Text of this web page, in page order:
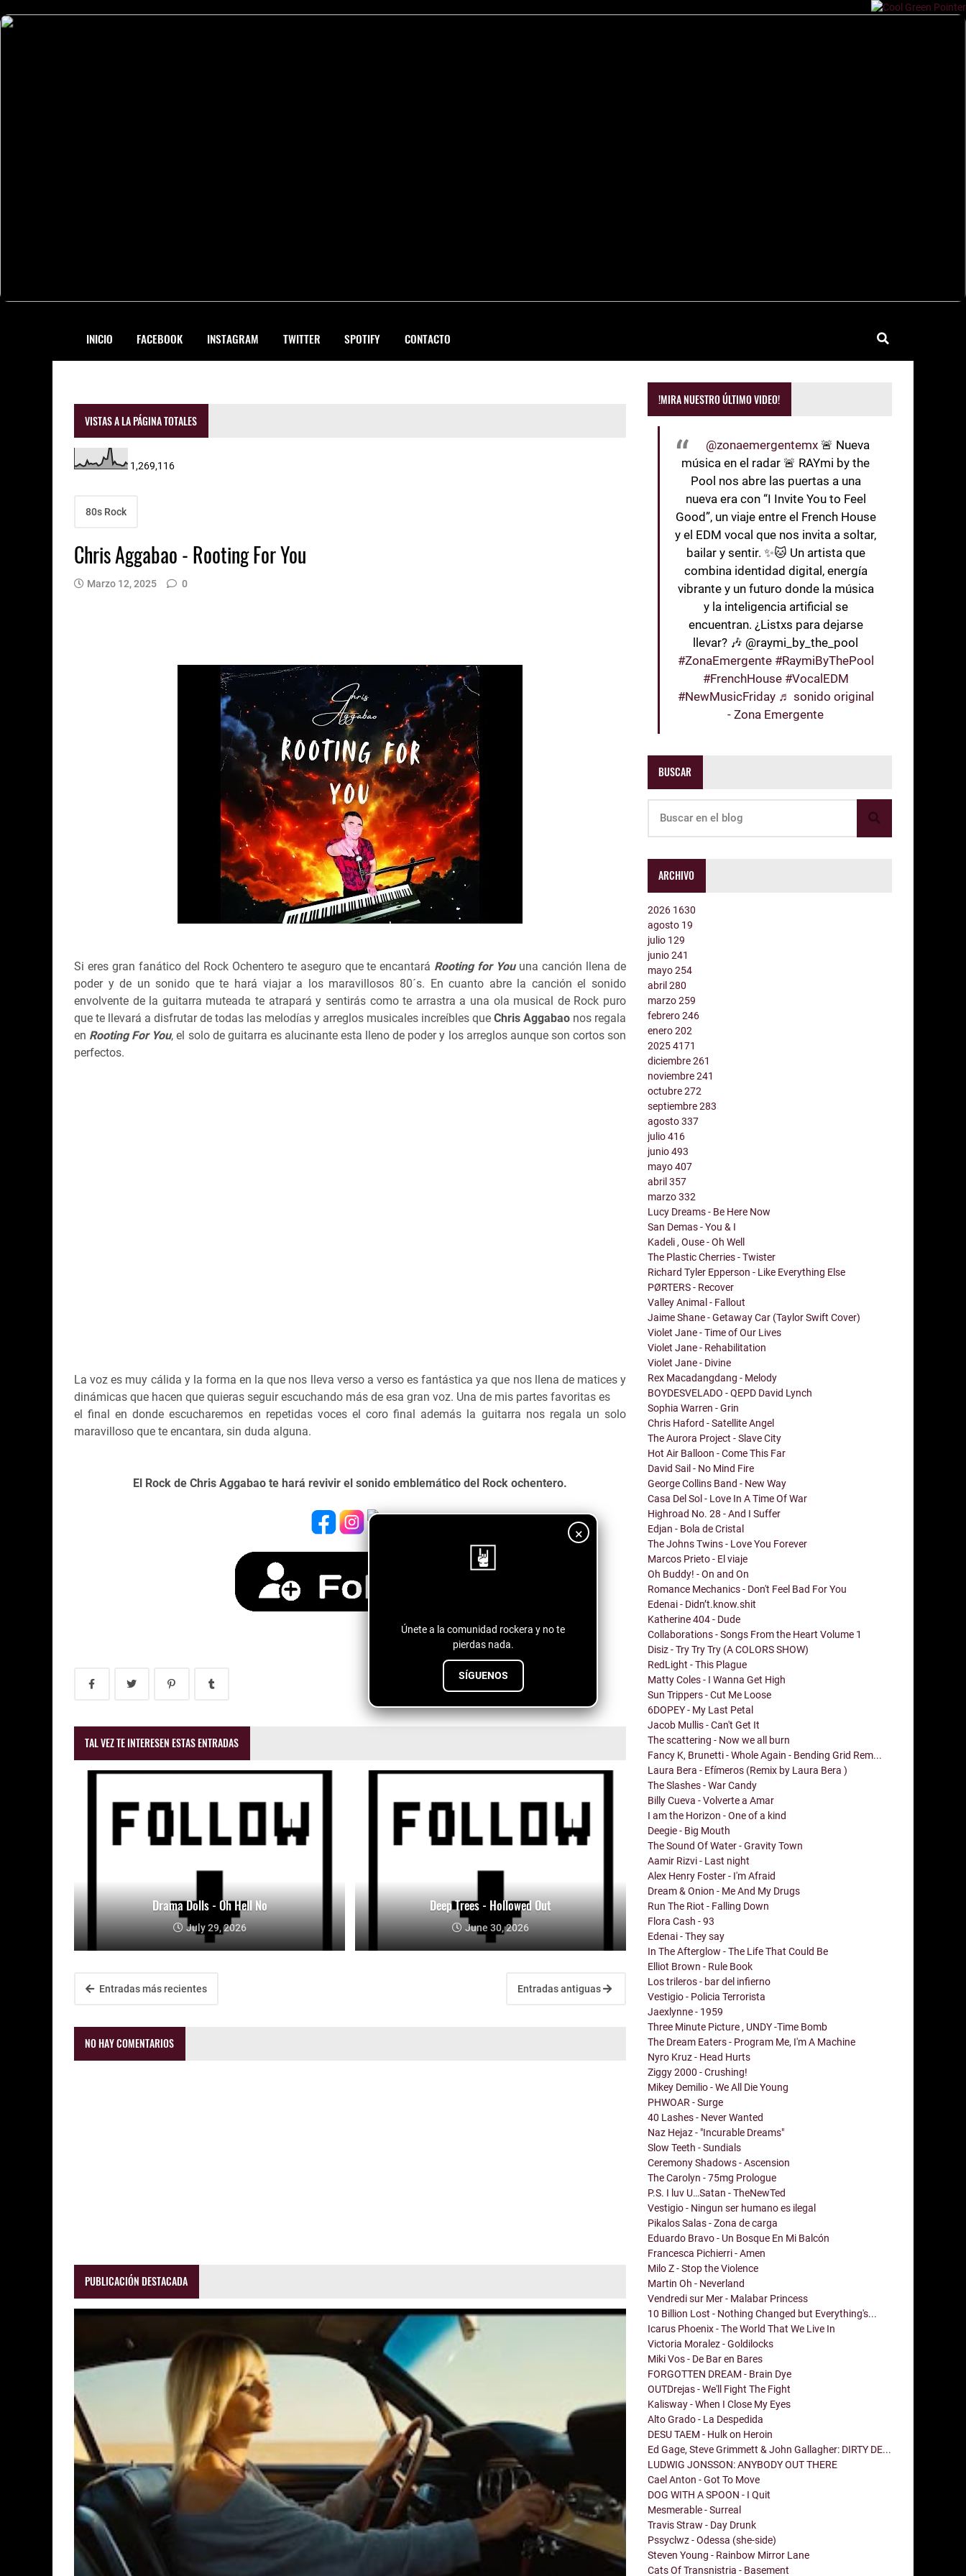
INICIO FACEBOOK INSTAGRAM TWITTER SPOTIFY CONTACTO
×
Únete a la comunidad rockera y no te
pierdas nada.
SÍGUENOS
VISTAS A LA PÁGINA TOTALES
1,269,116
80s Rock
Chris Aggabao - Rooting For You
Marzo 12, 2025 0
Si eres gran fanático del Rock Ochentero te aseguro que te encantará Rooting for You una canción llena de
poder y de un sonido que te hará viajar a los maravillosos 80´s. En cuanto abre la canción el sonido
envolvente de la guitarra muteada te atrapará y sentirás como te arrastra a una ola musical de Rock puro
que te llevará a disfrutar de todas las melodías y arreglos musicales increíbles que Chris Aggabao nos regala
en Rooting For You, el solo de guitarra es alucinante esta lleno de poder y los arreglos aunque son cortos son
perfectos.
La voz es muy cálida y la forma en la que nos lleva verso a verso es fantástica ya que nos llena de matices y
dinámicas que hacen que quieras seguir escuchando más de esa gran voz. Una de mis partes favoritas es
el final en donde escucharemos en repetidas voces el coro final además la guitarra nos regala un solo
maravilloso que te encantara, sin duda alguna.
El Rock de Chris Aggabao te hará revivir el sonido emblemático del Rock ochentero.
TAL VEZ TE INTERESEN ESTAS ENTRADAS
Drama Dolls - Oh Hell No
July 29, 2026
Deep Trees - Hollowed Out
June 30, 2026
Entradas más recientes Entradas antiguas
NO HAY COMENTARIOS
PUBLICACIÓN DESTACADA
!MIRA NUESTRO ÚLTIMO VIDEO!
@zonaemergentemx 🚨 Nueva
música en el radar 🚨 RAYmi by the
Pool nos abre las puertas a una
nueva era con “I Invite You to Feel
Good”, un viaje entre el French House
y el EDM vocal que nos invita a soltar,
bailar y sentir. ✨🐱 Un artista que
combina identidad digital, energía
vibrante y un futuro donde la música
y la inteligencia artificial se
encuentran. ¿Listxs para dejarse
llevar? 🎶 @raymi_by_the_pool
#ZonaEmergente #RaymiByThePool
#FrenchHouse #VocalEDM
#NewMusicFriday ♬ sonido original
- Zona Emergente
BUSCAR
ARCHIVO
2026 1630
agosto 19
julio 129
junio241
mayo254
abril280
marzo259
febrero246
enero202
20254171
diciembre261
noviembre241
octubre272
septiembre283
agosto337
julio416
junio493
mayo407
abril357
marzo332
Lucy Dreams - Be Here Now
San Demas - You & I
Kadeli , Ouse - Oh Well
The Plastic Cherries - Twister
Richard Tyler Epperson - Like Everything Else
PØRTERS - Recover
Valley Animal - Fallout
Jaime Shane - Getaway Car (Taylor Swift Cover)
Violet Jane - Time of Our Lives
Violet Jane - Rehabilitation
Violet Jane - Divine
Rex Macadangdang - Melody
BOYDESVELADO - QEPD David Lynch
Sophia Warren - Grin
Chris Haford - Satellite Angel
The Aurora Project - Slave City
Hot Air Balloon - Come This Far
David Sail - No Mind Fire
George Collins Band - New Way
Casa Del Sol - Love In A Time Of War
Highroad No. 28 - And I Suffer
Edjan - Bola de Cristal
The Johns Twins - Love You Forever
Marcos Prieto - El viaje
Oh Buddy! - On and On
Romance Mechanics - Don't Feel Bad For You
Edenai - Didn’t.know.shit
Katherine 404 - Dude
Collaborations - Songs From the Heart Volume 1
Disiz - Try Try Try (A COLORS SHOW)
RedLight - This Plague
Matty Coles - I Wanna Get High
Sun Trippers - Cut Me Loose
6DOPEY - My Last Petal
Jacob Mullis - Can't Get It
The scattering - Now we all burn
Fancy K, Brunetti - Whole Again - Bending Grid Rem...
Laura Bera - Efímeros (Remix by Laura Bera )
The Slashes - War Candy
Billy Cueva - Volverte a Amar
I am the Horizon - One of a kind
Deegie - Big Mouth
The Sound Of Water - Gravity Town
Aamir Rizvi - Last night
Alex Henry Foster - I'm Afraid
Dream & Onion - Me And My Drugs
Run The Riot - Falling Down
Flora Cash - 93
Edenai - They say
In The Afterglow - The Life That Could Be
Elliot Brown - Rule Book
Los trileros - bar del infierno
Vestigio - Policia Terrorista
Jaexlynne - 1959
Three Minute Picture , UNDY -Time Bomb
The Dream Eaters - Program Me, I'm A Machine
Nyro Kruz - Head Hurts
Ziggy 2000 - Crushing!
Mikey Demilio - We All Die Young
PHWOAR - Surge
40 Lashes - Never Wanted
Naz Hejaz - "Incurable Dreams"
Slow Teeth - Sundials
Ceremony Shadows - Ascension
The Carolyn - 75mg Prologue
P.S. I luv U…Satan - TheNewTed
Vestigio - Ningun ser humano es ilegal
Pikalos Salas - Zona de carga
Eduardo Bravo - Un Bosque En Mi Balcón
Francesca Pichierri - Amen
Milo Z - Stop the Violence
Martin Oh - Neverland
Vendredi sur Mer - Malabar Princess
10 Billion Lost - Nothing Changed but Everything's...
Icarus Phoenix - The World That We Live In
Victoria Moralez - Goldilocks
Miki Vos - De Bar en Bares
FORGOTTEN DREAM - Brain Dye
OUTDrejas - We'll Fight The Fight
Kalisway - When I Close My Eyes
Alto Grado - La Despedida
DESU TAEM - Hulk on Heroin
Ed Gage, Steve Grimmett & John Gallagher: DIRTY DE...
LUDWIG JONSSON: ANYBODY OUT THERE
Cael Anton - Got To Move
DOG WITH A SPOON - I Quit
Mesmerable - Surreal
Travis Straw - Day Drunk
Pssyclwz - Odessa (she-side)
Steven Young - Rainbow Mirror Lane
Cats Of Transnistria - Basement